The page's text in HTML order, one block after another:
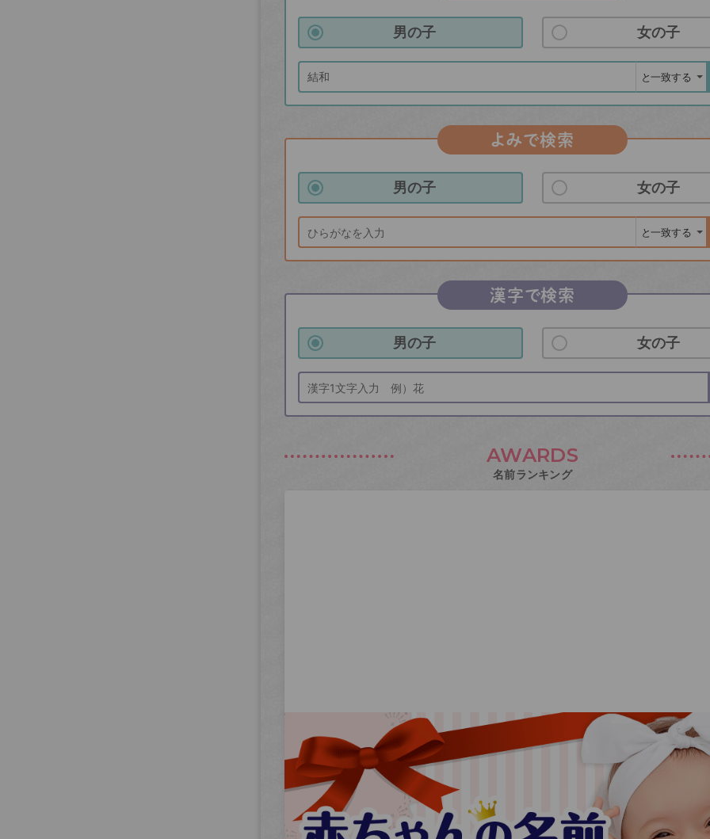
男の子 女の子
よみで検索
男の子 女の子
漢字で検索
男の子 女の子
AWARDS
名前ランキング